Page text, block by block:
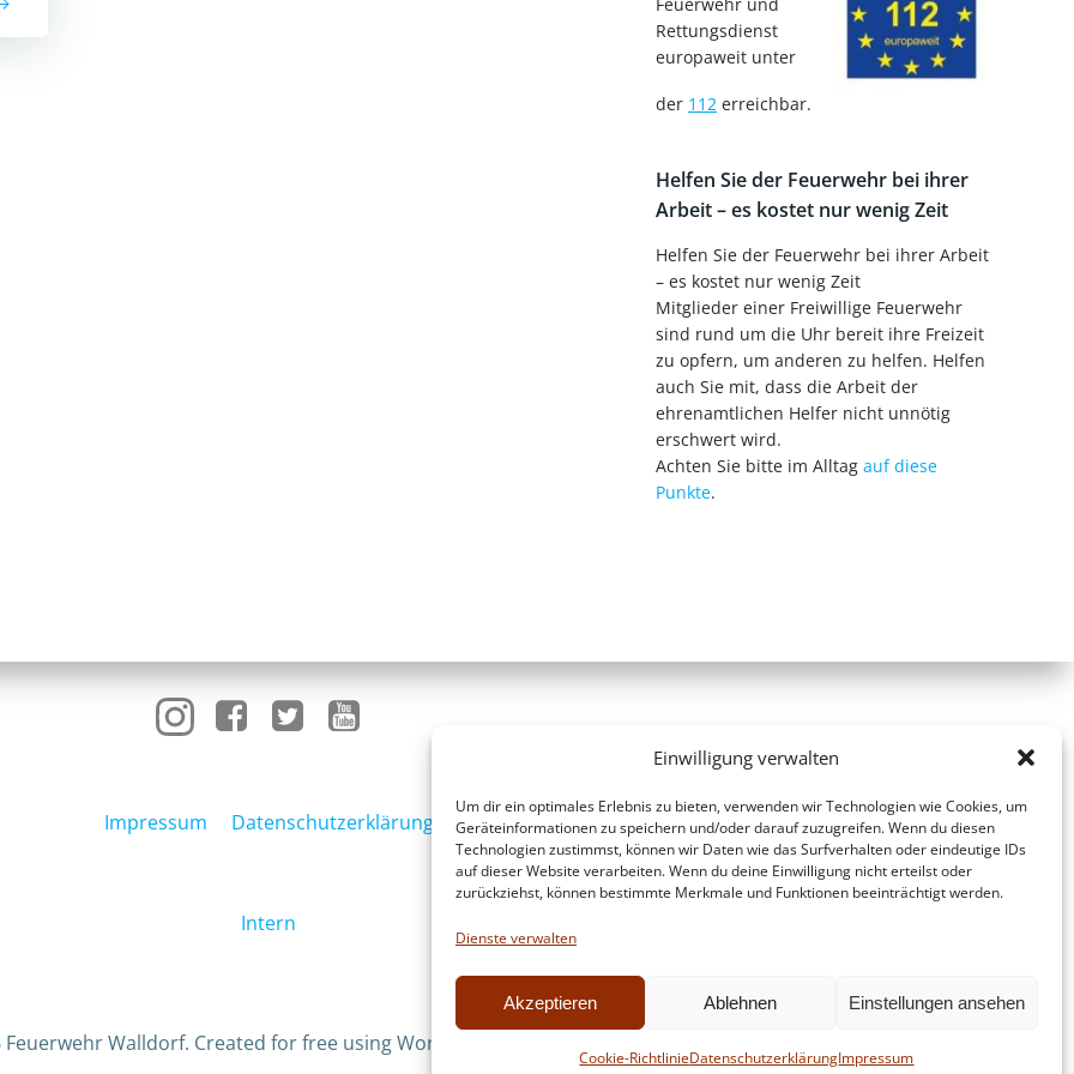
Einwilligung verwalten
Um dir ein optimales Erlebnis zu bieten, verwenden wir Technologien wie Cookies, um
Geräteinformationen zu speichern und/oder darauf zuzugreifen. Wenn du diesen
Technologien zustimmst, können wir Daten wie das Surfverhalten oder eindeutige IDs
auf dieser Website verarbeiten. Wenn du deine Einwilligung nicht erteilst oder
zurückziehst, können bestimmte Merkmale und Funktionen beeinträchtigt werden.
Dienste verwalten
Akzeptieren Ablehnen Einstellungen ansehen
Cookie-RichtlinieDatenschutzerklärungImpressum
Rettungsdienst
europaweit unter
der 112 erreichbar.
Helfen Sie der Feuerwehr bei ihrer
Arbeit – es kostet nur wenig Zeit
Helfen Sie der Feuerwehr bei ihrer Arbeit
– es kostet nur wenig Zeit
Mitglieder einer Freiwillige Feuerwehr
sind rund um die Uhr bereit ihre Freizeit
zu opfern, um anderen zu helfen. Helfen
auch Sie mit, dass die Arbeit der
ehrenamtlichen Helfer nicht unnötig
erschwert wird.
Achten Sie bitte im Alltag auf diese
Punkte.
Impressum Datenschutzerklärung
Intern
Walldorf. Created for free using WordPress and